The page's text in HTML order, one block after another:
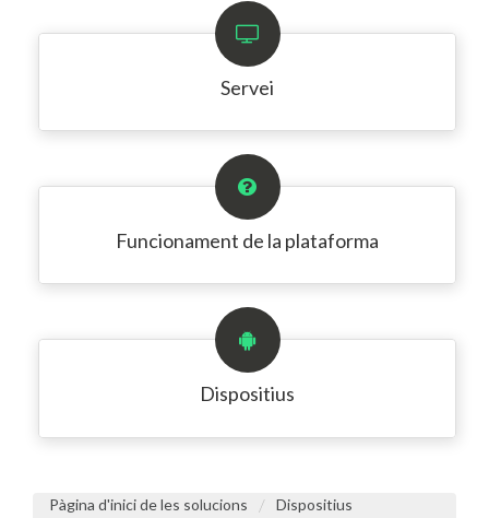
Servei
Funcionament de la plataforma
Dispositius
Pàgina d'inici de les solucions
Dispositius